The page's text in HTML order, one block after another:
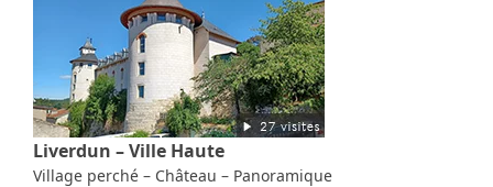
Liverdun – Ville Haute
Village perché – Château – Panoramique